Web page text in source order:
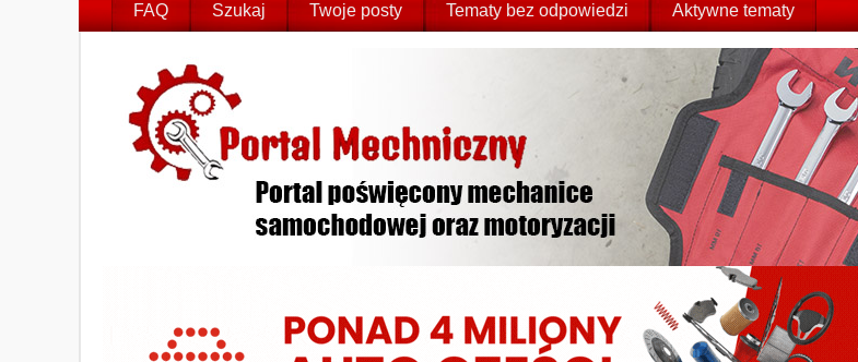
FAQ Szukaj Twoje posty Tematy bez odpowiedzi Aktywne tematy